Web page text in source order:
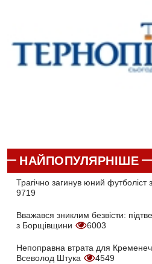
НАЙПОПУЛЯРНІШЕ
Трагічно загинув юний футболіст
9719
Вважався зниклим безвісти:
з Борщівщини
6003
Непоправна втрата для
Всеволод Штука
4549